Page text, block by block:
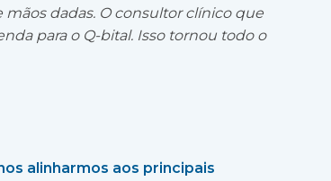
dadas. O consultor clínico que
para o Q-bital. Isso tornou todo o
alinharmos aos principais